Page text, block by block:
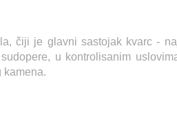
čiji je glavni sastojak kvarc -
u kontrolisanim
kamena.